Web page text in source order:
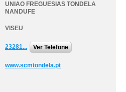
UNIAO FREGUESIAS TONDELA
NANDUFE
VISEU
23281... Ver Telefone
www.scmtondela.pt